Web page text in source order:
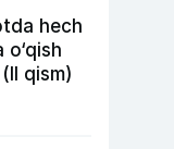
hech
o‘qish
qism)